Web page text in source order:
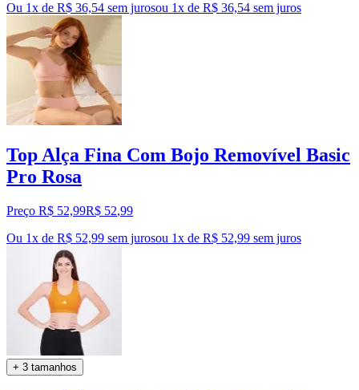
Ou 1x de R$ 36,54 sem jurosou 1x de R$ 36,54 sem juros
Top Alça Fina Com Bojo Removível Basic
Pro Rosa
Preço R$ 52,99R$ 52,99
Ou 1x de R$ 52,99 sem jurosou 1x de R$ 52,99 sem juros
+ 3 tamanhos